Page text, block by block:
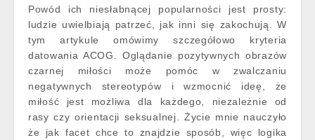
Powód ich niesłabnącej popularności jest prosty:
ludzie uwielbiają patrzeć, jak inni się zakochują. W
tym artykule omówimy szczegółowo kryteria
datowania ACOG. Oglądanie pozytywnych obrazów
czarnej miłości może pomóc w zwalczaniu
negatywnych stereotypów i wzmocnić ideę, że
miłość jest możliwa dla każdego, niezależnie od
rasy czy orientacji seksualnej. Życie mnie nauczyło
że jak facet chce to znajdzie sposób, więc logika